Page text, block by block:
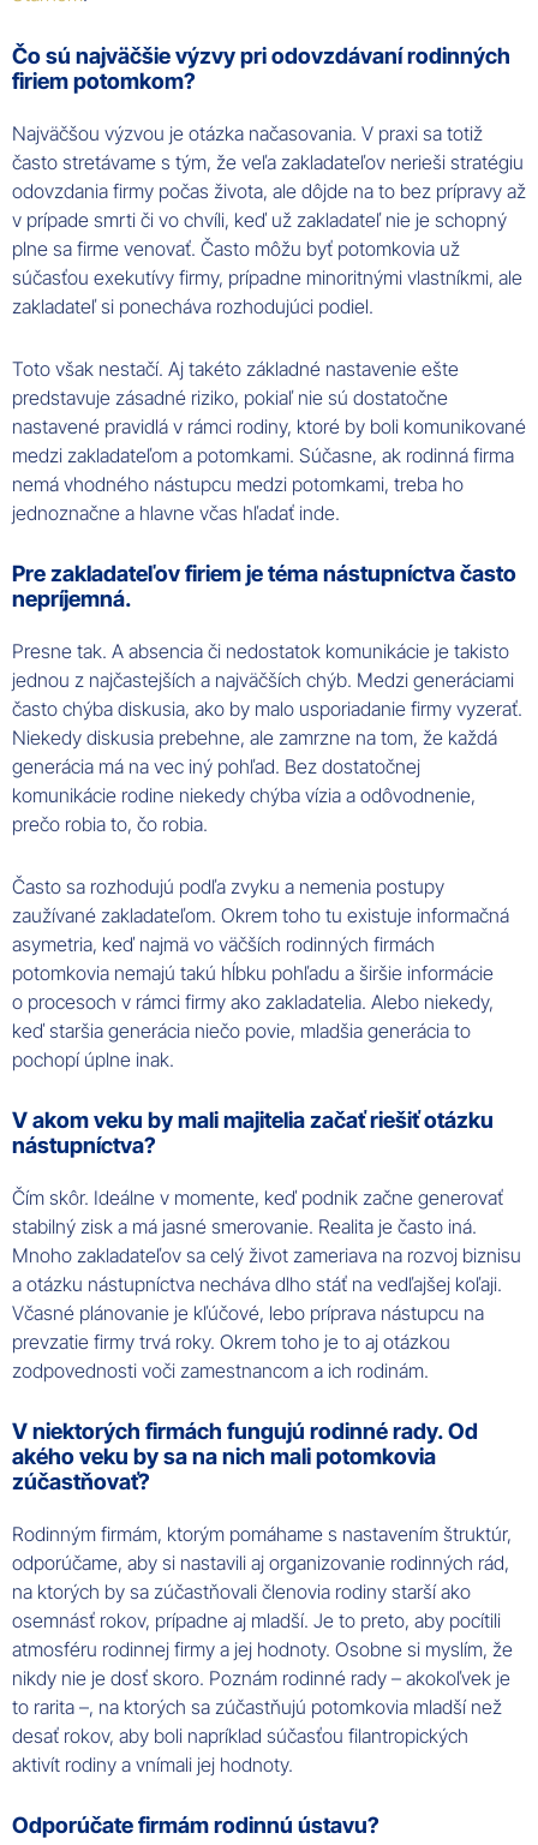
Čo sú najväčšie výzvy pri odovzdávaní rodinných
firiem potomkom?
Najväčšou výzvou je otázka načasovania. V praxi sa totiž
často stretávame s tým, že veľa zakladateľov nerieši stratégiu
odovzdania firmy počas života, ale dôjde na to bez prípravy až
v prípade smrti či vo chvíli, keď už zakladateľ nie je schopný
plne sa firme venovať. Často môžu byť potomkovia už
súčasťou exekutívy firmy, prípadne minoritnými vlastníkmi, ale
zakladateľ si ponecháva rozhodujúci podiel.
Toto však nestačí. Aj takéto základné nastavenie ešte
predstavuje zásadné riziko, pokiaľ nie sú dostatočne
nastavené pravidlá v rámci rodiny, ktoré by boli komunikované
medzi zakladateľom a potomkami. Súčasne, ak rodinná firma
nemá vhodného nástupcu medzi potomkami, treba ho
jednoznačne a hlavne včas hľadať inde.
Pre zakladateľov firiem je téma nástupníctva často
nepríjemná.
Presne tak. A absencia či nedostatok komunikácie je takisto
jednou z najčastejších a najväčších chýb. Medzi generáciami
často chýba diskusia, ako by malo usporiadanie firmy vyzerať.
Niekedy diskusia prebehne, ale zamrzne na tom, že každá
generácia má na vec iný pohľad. Bez dostatočnej
komunikácie rodine niekedy chýba vízia a odôvodnenie,
prečo robia to, čo robia.
Často sa rozhodujú podľa zvyku a nemenia postupy
zaužívané zakladateľom. Okrem toho tu existuje informačná
asymetria, keď najmä vo väčších rodinných firmách
potomkovia nemajú takú hĺbku pohľadu a širšie informácie
o procesoch v rámci firmy ako zakladatelia. Alebo niekedy,
keď staršia generácia niečo povie, mladšia generácia to
pochopí úplne inak.
V akom veku by mali majitelia začať riešiť otázku
nástupníctva?
Čím skôr. Ideálne v momente, keď podnik začne generovať
stabilný zisk a má jasné smerovanie. Realita je často iná.
Mnoho zakladateľov sa celý život zameriava na rozvoj biznisu
a otázku nástupníctva necháva dlho stáť na vedľajšej koľaji.
Včasné plánovanie je kľúčové, lebo príprava nástupcu na
prevzatie firmy trvá roky. Okrem toho je to aj otázkou
zodpovednosti voči zamestnancom a ich rodinám.
V niektorých firmách fungujú rodinné rady. Od
akého veku by sa na nich mali potomkovia
zúčastňovať?
Rodinným firmám, ktorým pomáhame s nastavením štruktúr,
odporúčame, aby si nastavili aj organizovanie rodinných rád,
na ktorých by sa zúčastňovali členovia rodiny starší ako
osemnásť rokov, prípadne aj mladší. Je to preto, aby pocítili
atmosféru rodinnej firmy a jej hodnoty. Osobne si myslím, že
nikdy nie je dosť skoro. Poznám rodinné rady – akokoľvek je
to rarita –, na ktorých sa zúčastňujú potomkovia mladší než
desať rokov, aby boli napríklad súčasťou filantropických
aktivít rodiny a vnímali jej hodnoty.
Odporúčate firmám rodinnú ústavu?